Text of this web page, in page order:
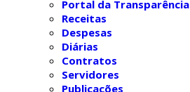
Portal da Transparência
Receitas
Despesas
Diárias
Contratos
Servidores
Publicações